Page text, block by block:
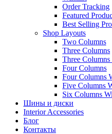
Order Tracking
Featured
Best Selling
Shop Layouts
Two Columns
Three Columns
Three Columns
Four Columns
Four Columns
Five Columns
Six Columns
Шины и диски
Interior Accessories
Блог
Контакты